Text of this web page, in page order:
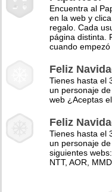
Encuentra al
en la web y
regalo. Cada
página distinta.
cuando
Feliz
Tienes hasta el
un personaje
web ¿Aceptas
Feliz
Tienes hasta el
un personaje
siguientes
NTT, AOR,